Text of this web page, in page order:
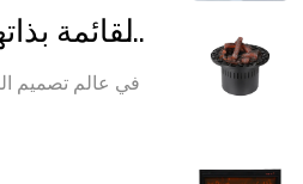
القائمة
في عالم تصميم